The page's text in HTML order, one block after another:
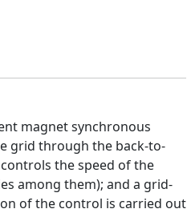
magnet synchronous
grid through the back-to-
the speed of the
among them); and a grid-
of the control is carried out